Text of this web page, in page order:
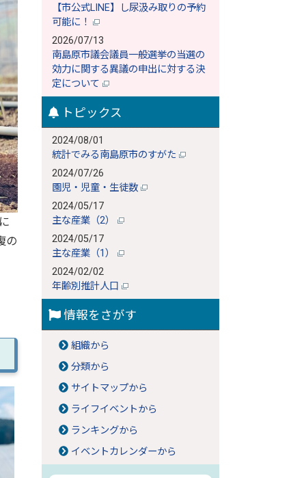
の
【市公式LINE】し尿汲み取りの予約
可能に！
2026/07/13
南島原市議会議員一般選挙の当選の
効力に関する異議の申出に対する決
定について
トピックス
2024/08/01
統計でみる南島原市のすがた
2024/07/26
園児・児童・生徒数
2024/05/17
主な産業（2）
2024/05/17
主な産業（1）
2024/02/02
年齢別推計人口
情報をさがす
組織から
分類から
サイトマップから
ライフイベントから
ランキングから
イベントカレンダーから